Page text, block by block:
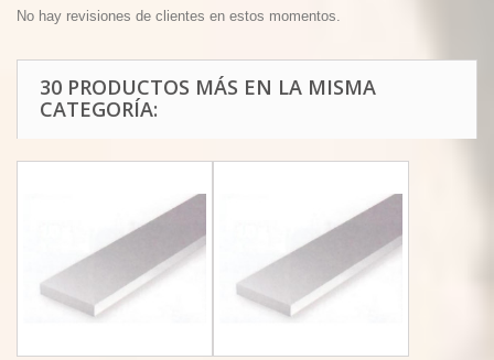
No hay revisiones de clientes en estos momentos.
30 PRODUCTOS MÁS EN LA MISMA
CATEGORÍA: